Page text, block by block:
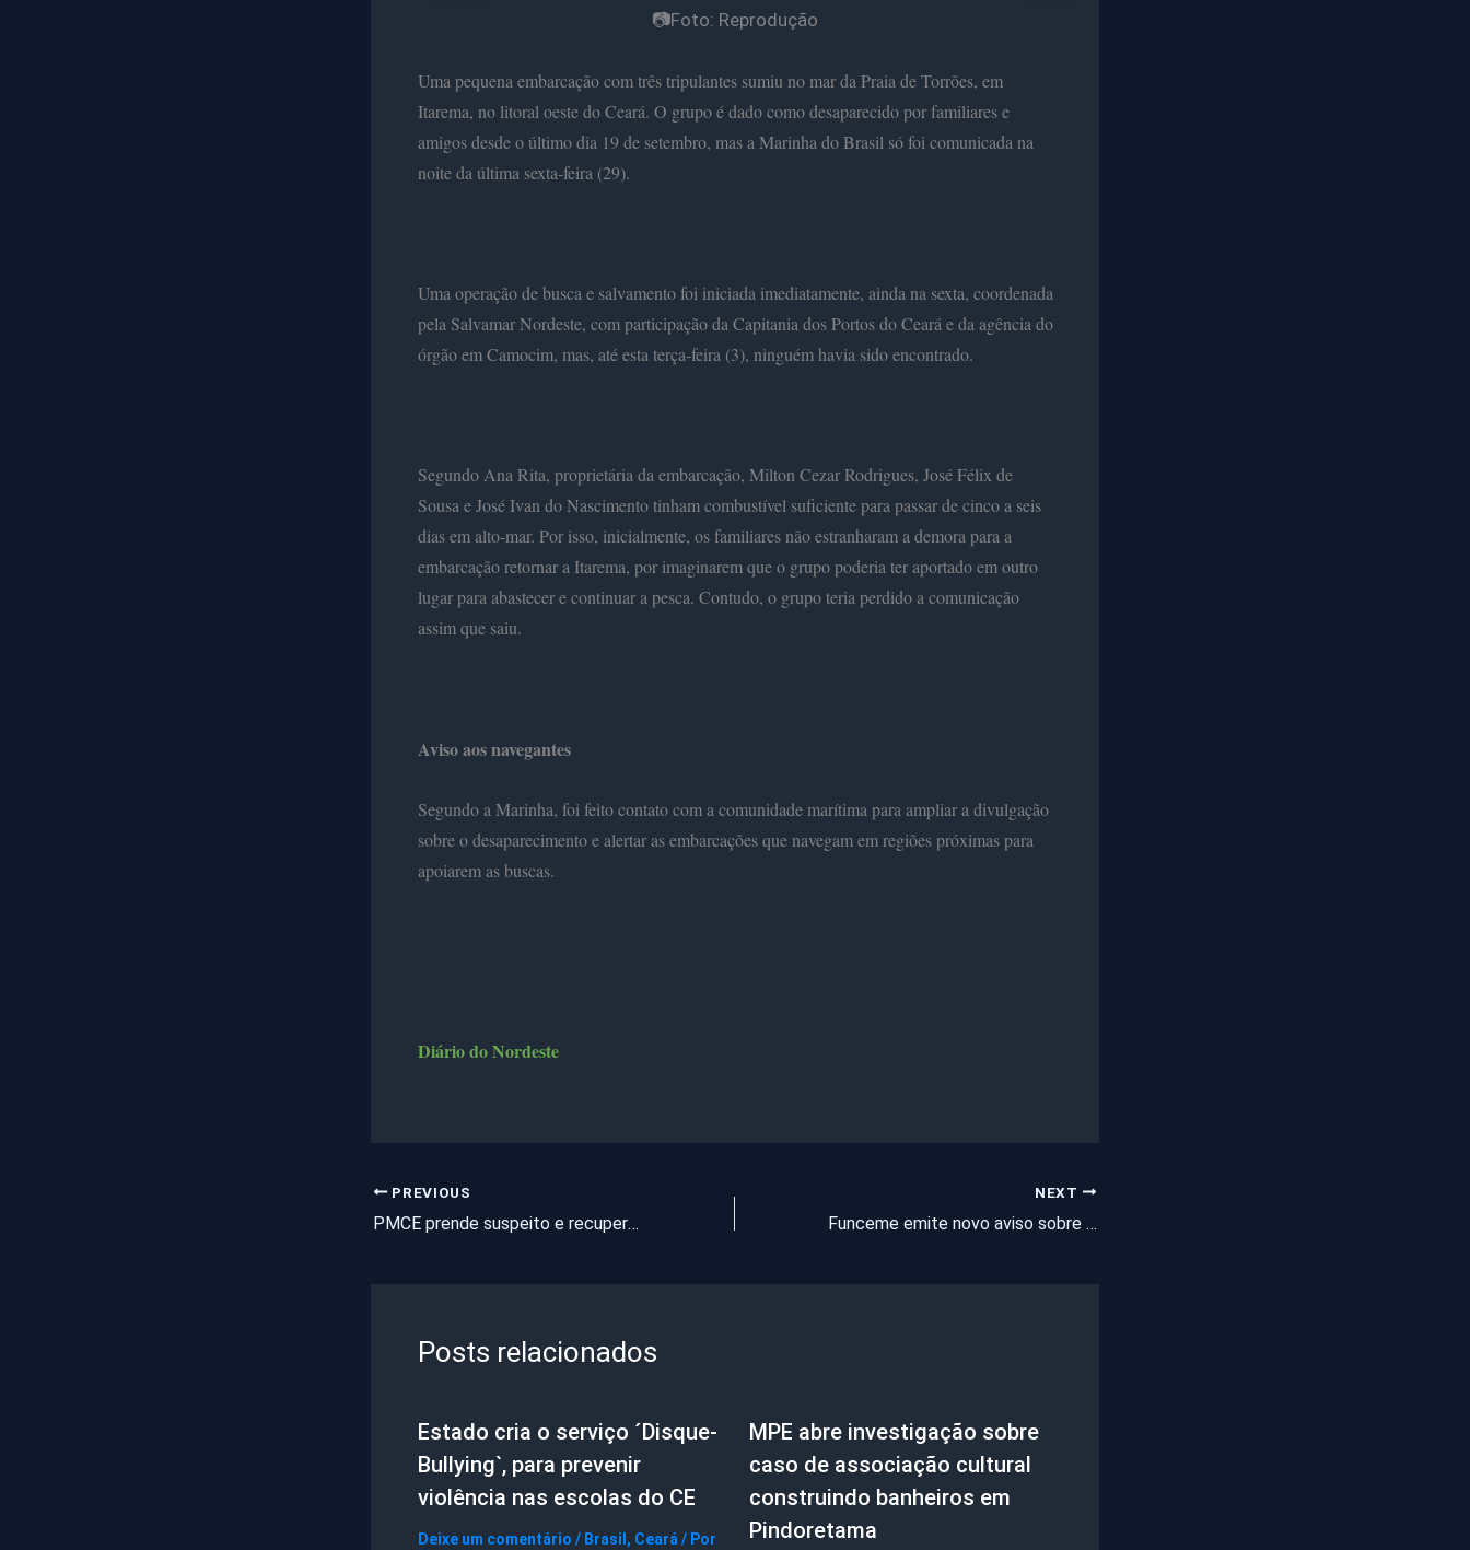
📷Foto: Reprodução
Uma pequena embarcação com três tripulantes sumiu no mar da Praia de Torrões, em
Itarema, no litoral oeste do Ceará. O grupo é dado como desaparecido por familiares e
amigos desde o último dia 19 de setembro, mas a Marinha do Brasil só foi comunicada na
noite da última sexta-feira (29).
Uma operação de busca e salvamento foi iniciada imediatamente, ainda na sexta, coordenada
pela Salvamar Nordeste, com participação da Capitania dos Portos do Ceará e da agência do
órgão em Camocim, mas, até esta terça-feira (3), ninguém havia sido encontrado.
Segundo Ana Rita, proprietária da embarcação, Milton Cezar Rodrigues, José Félix de
Sousa e José Ivan do Nascimento tinham combustível suficiente para passar de cinco a seis
dias em alto-mar. Por isso, inicialmente, os familiares não estranharam a demora para a
embarcação retornar a Itarema, por imaginarem que o grupo poderia ter aportado em outro
lugar para abastecer e continuar a pesca. Contudo, o grupo teria perdido a comunicação
assim que saiu.
Aviso aos navegantes
Segundo a Marinha, foi feito contato com a comunidade marítima para ampliar a divulgação
sobre o desaparecimento e alertar as embarcações que navegam em regiões próximas para
apoiarem as buscas.
Diário do Nordeste
PREVIOUS
PMCE prende suspeito e recupera material furtado de colégio em Canindé
NEXT
Funceme emite novo aviso sobre baixa umidade no ar; veja detalhes
Posts relacionados
Estado cria o serviço ´Disque-
Bullying`, para prevenir
violência nas escolas do CE
Deixe um comentário / Brasil , Ceará/ Por
MPE abre investigação sobre
caso de associação cultural
construindo banheiros em
Pindoretama